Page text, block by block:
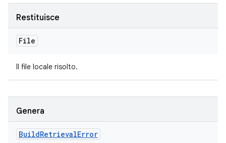
Restituisce
File
Il file locale risolto.
Genera
BuildRetrievalError